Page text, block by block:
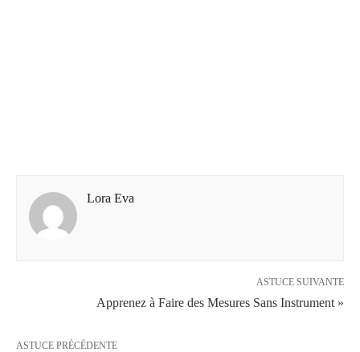
Lora Eva
ASTUCE SUIVANTE
Apprenez à Faire des Mesures Sans Instrument »
ASTUCE PRÉCÉDENTE